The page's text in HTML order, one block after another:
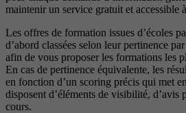
maintenir un service gratuit et accessible
Les offres de formation issues d’écoles
d’abord classées selon leur pertinence
afin de vous proposer les formations les
En cas de pertinence équivalente, les
en fonction d’un scoring précis qui met
disposent d’éléments de visibilité, d’avis
cours.